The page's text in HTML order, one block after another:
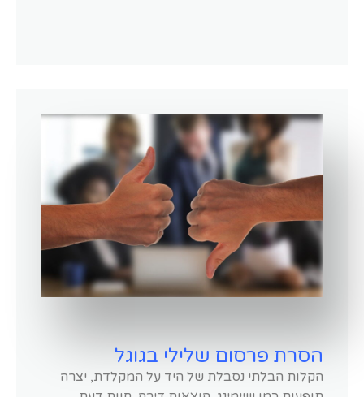
הסרת פרסום שלילי בגוגל
הקלות הבלתי נסבלת של היד על המקלדת, יצרה